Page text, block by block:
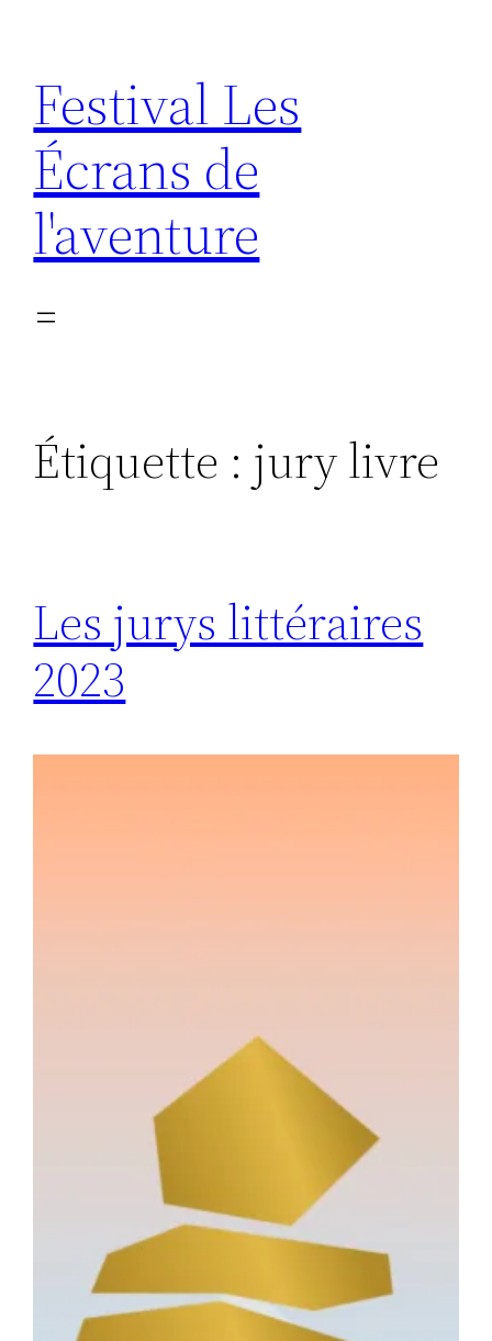
contenu
Festival Les
Écrans de
l'aventure
Étiquette : jury livre
Les jurys littéraires
2023